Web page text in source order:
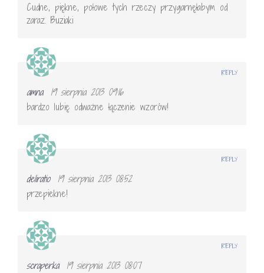
Cudne, piękne, połowe tych rzeczy przygarnęłabym od
zaraz. Buziaki
amna
19 sierpnia 2013 09:16
bardzo lubię odważne łączenie wzorów!
REPLY
deliratio
19 sierpnia 2013 08:52
przepiekne!
REPLY
scraperka
19 sierpnia 2013 08:07
REPLY